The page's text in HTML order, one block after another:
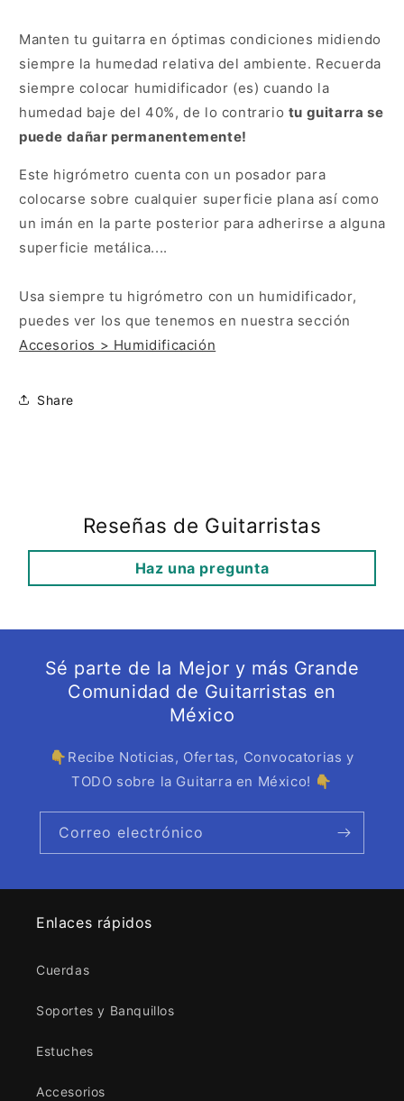
Manten tu guitarra en óptimas condiciones midiendo
siempre la humedad relativa del ambiente. Recuerda
siempre colocar humidificador (es) cuando la
humedad baje del 40%, de lo contrario tu guitarra se
puede dañar permanentemente!
Este higrómetro cuenta con un posador para
colocarse sobre cualquier superficie plana así como
un imán en la parte posterior para adherirse a alguna
superficie metálica....
Usa siempre tu higrómetro con un humidificador,
puedes ver los que tenemos en nuestra sección
Accesorios > Humidificación
Share
Reseñas de Guitarristas
Haz una pregunta
Sé parte de la Mejor y más Grande
Comunidad de Guitarristas en
México
👇Recibe Noticias, Ofertas, Convocatorias y
TODO sobre la Guitarra en México! 👇
Correo electrónico
Enlaces rápidos
Cuerdas
Soportes y Banquillos
Estuches
Accesorios